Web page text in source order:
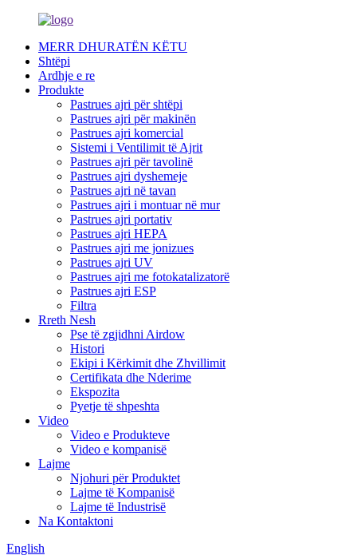
MERR DHURATËN KËTU
Shtëpi
Ardhje e re
Produkte
Pastrues ajri për shtëpi
Pastrues ajri për makinën
Pastrues ajri komercial
Sistemi i Ventilimit të Ajrit
Pastrues ajri për tavolinë
Pastrues ajri dyshemeje
Pastrues ajri në tavan
Pastrues ajri i montuar në mur
Pastrues ajri portativ
Pastrues ajri HEPA
Pastrues ajri me jonizues
Pastrues ajri UV
Pastrues ajri me fotokatalizatorë
Pastrues ajri ESP
Filtra
Rreth Nesh
Pse të zgjidhni Airdow
Histori
Ekipi i Kërkimit dhe Zhvillimit
Certifikata dhe Nderime
Ekspozita
Pyetje të shpeshta
Video
Video e Produkteve
Video e kompanisë
Lajme
Njohuri për Produktet
Lajme të Kompanisë
Lajme të Industrisë
Na Kontaktoni
English